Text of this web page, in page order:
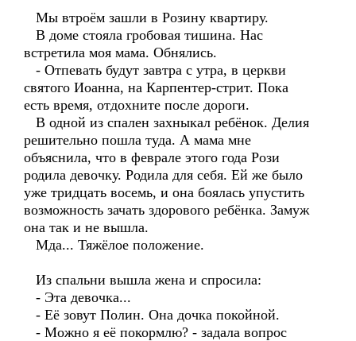
Мы втроём зашли в Розину квартиру.
В доме стояла гробовая тишина. Нас
встретила моя мама. Обнялись.
- Отпевать будут завтра с утра, в церкви
святого Иоанна, на Карпентер-стрит. Пока
есть время, отдохните после дороги.
В одной из спален захныкал ребёнок. Делия
решительно пошла туда. А мама мне
объяснила, что в феврале этого года Рози
родила девочку. Родила для себя. Ей же было
уже тридцать восемь, и она боялась упустить
возможность зачать здорового ребёнка. Замуж
она так и не вышла.
Мда... Тяжёлое положение.
Из спальни вышла жена и спросила:
- Эта девочка...
- Её зовут Полин. Она дочка покойной.
- Можно я её покормлю? - задала вопрос